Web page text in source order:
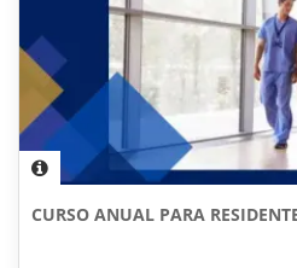
CURSO ANUAL PARA